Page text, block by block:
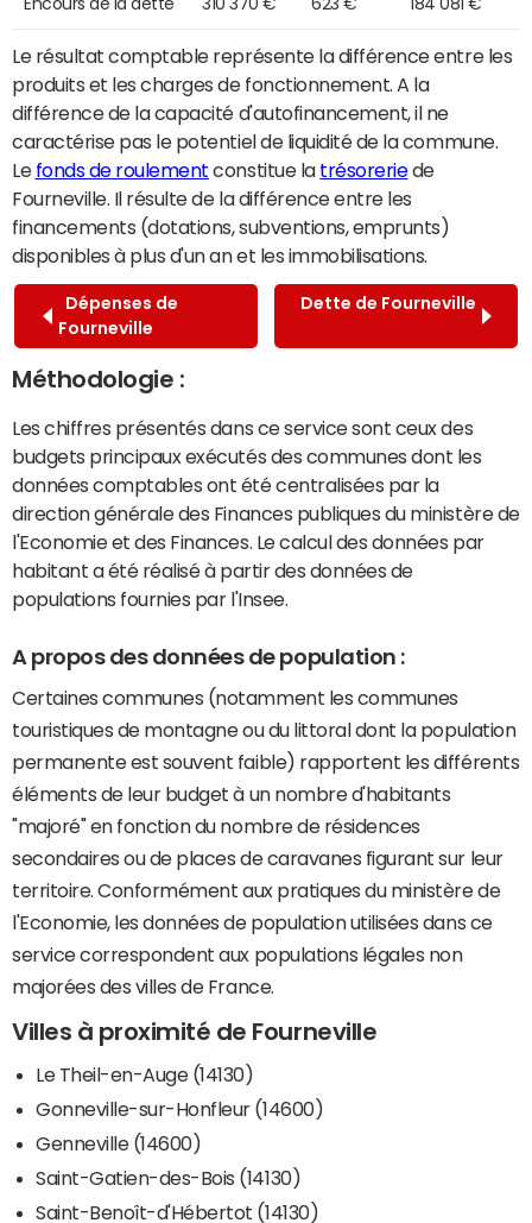
Le résultat comptable représente la différence entre les
produits et les charges de fonctionnement. A la
différence de la capacité d'autofinancement, il ne
caractérise pas le potentiel de liquidité de la commune.
Le fonds de roulement constitue la trésoreriede
Fourneville. Il résulte de la différence entre les
financements (dotations, subventions, emprunts)
disponibles à plus d'un an et les immobilisations.
Dépenses de
Fourneville
Dette de Fourneville
Méthodologie :
Les chiffres présentés dans ce service sont ceux des
budgets principaux exécutés des communes dont les
données comptables ont été centralisées par la
direction générale des Finances publiques du ministère de
l'Economie et des Finances. Le calcul des données par
habitant a été réalisé à partir des données de
populations fournies par l'Insee.
A propos des données de population :
Certaines communes (notamment les communes
touristiques de montagne ou du littoral dont la population
permanente est souvent faible) rapportent les différents
éléments de leur budget à un nombre d'habitants
"majoré" en fonction du nombre de résidences
secondaires ou de places de caravanes figurant sur leur
territoire. Conformément aux pratiques du ministère de
l'Economie, les données de population utilisées dans ce
service correspondent aux populations légales non
majorées des villes de France.
Villes à proximité de Fourneville
Le Theil-en-Auge (14130)
Gonneville-sur-Honfleur (14600)
Genneville (14600)
Saint-Gatien-des-Bois (14130)
Saint-Benoît-d'Hébertot (14130)